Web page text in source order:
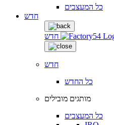
כל המעצבים
חדש
חדש
חדש
כל החדש
מותגים מובילים
כל המעצבים